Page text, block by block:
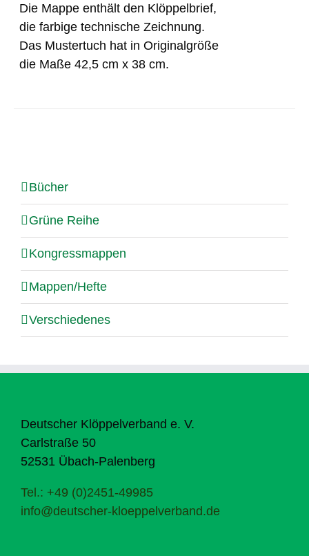
Die Mappe enthält den Klöppelbrief,
die farbige technische Zeichnung.
Das Mustertuch hat in Originalgröße
die Maße 42,5 cm x 38 cm.
Bücher
Grüne Reihe
Kongressmappen
Mappen/Hefte
Verschiedenes
Deutscher Klöppelverband e. V.
Carlstraße 50
52531 Übach-Palenberg
Tel.: +49 (0)2451-49985
info@deutscher-kloeppelverband.de